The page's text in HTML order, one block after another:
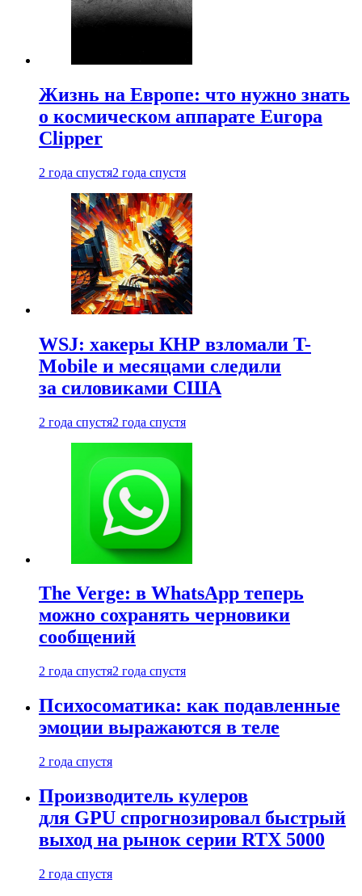
Жизнь на Европе: что нужно знать
о космическом аппарате Europa
Clipper
2 года спустя2 года спустя
WSJ: хакеры КНР взломали T-
Mobile и месяцами следили
за силовиками США
2 года спустя2 года спустя
The Verge: в WhatsApp теперь
можно сохранять черновики
сообщений
2 года спустя2 года спустя
Психосоматика: как подавленные
эмоции выражаются в теле
2 года спустя
Производитель кулеров
для GPU спрогнозировал быстрый
выход на рынок серии RTX 5000
2 года спустя